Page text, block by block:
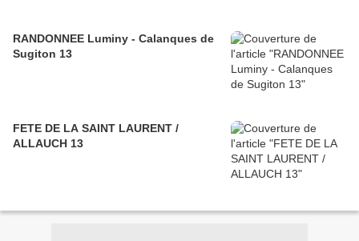
RANDONNEE Luminy - Calanques de
Sugiton 13
FETE DE LA SAINT LAURENT /
ALLAUCH 13